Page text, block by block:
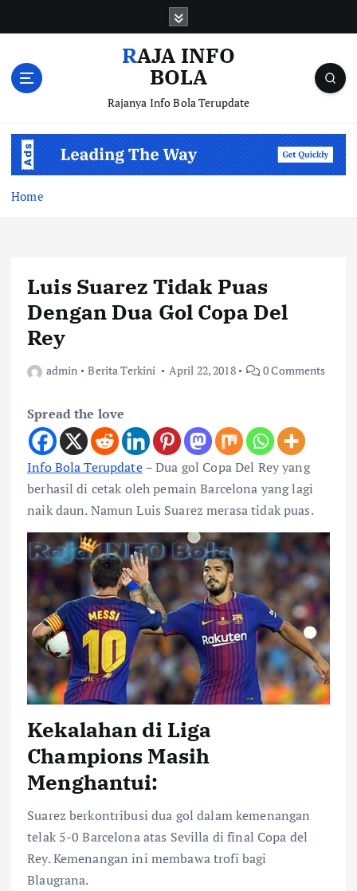
RAJA INFO
BOLA
Rajanya Info Bola Terupdate
Home
Luis Suarez Tidak Puas
Dengan Dua Gol Copa Del
Rey
admin Berita Terkini April 22, 2018 0 Comments
Spread the love
Info Bola Terupdate– Dua gol Copa Del Rey yang
berhasil di cetak oleh pemain Barcelona yang lagi
naik daun. Namun Luis Suarez merasa tidak puas.
Kekalahan di Liga
Champions Masih
Menghantui:
Suarez berkontribusi dua gol dalam kemenangan
telak 5-0 Barcelona atas Sevilla di final Copa del
Rey. Kemenangan ini membawa trofi bagi
Blaugrana.